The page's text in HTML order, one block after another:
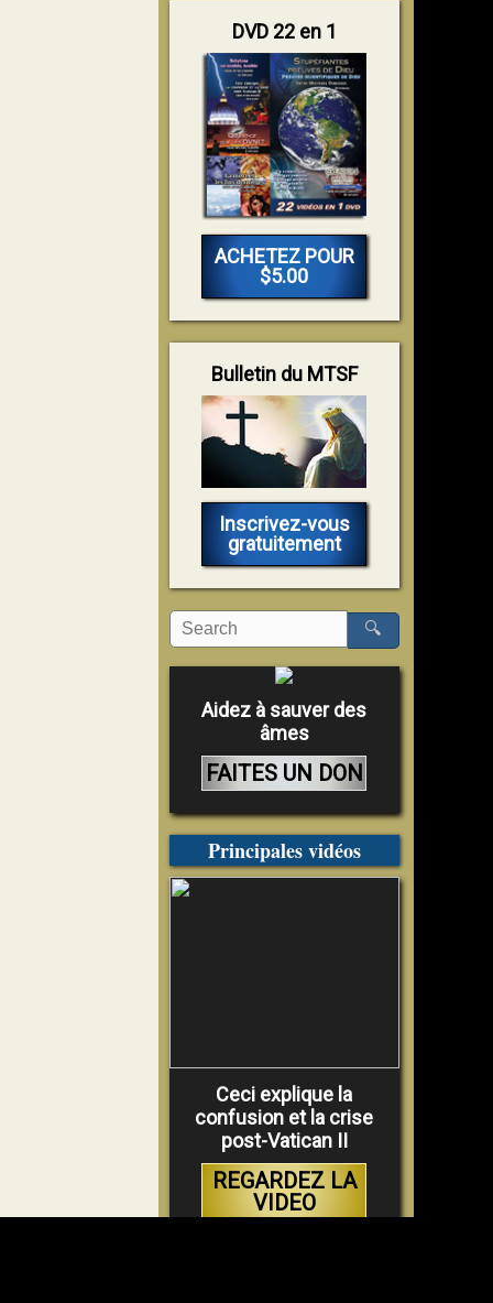
DVD 22 en 1
ACHETEZ POUR
$5.00
Bulletin du MTSF
Inscrivez-vous
gratuitement
🔍
Aidez à sauver des
âmes
FAITES UN DON
Principales vidéos
Ceci explique la
confusion et la crise
post-Vatican II
REGARDEZ LA
VIDEO